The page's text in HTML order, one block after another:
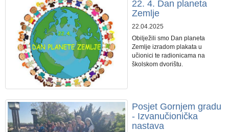
22. 4. Dan planeta
Zemlje
22.04.2025
Obilježili smo Dan planeta
Zemlje izradom plakata u
učionici te radionicama na
školskom dvorištu.
Posjet Gornjem gradu
- Izvanučionička
nastava